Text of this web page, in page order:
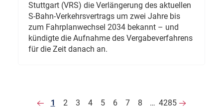
Stuttgart (VRS) die Verlängerung des aktuellen
S-Bahn-Verkehrsvertrags um zwei Jahre bis
zum Fahrplanwechsel 2034 bekannt – und
kündigte die Aufnahme des Vergabeverfahrens
für die Zeit danach an.
1 2 3 4 5 6 7 8 … 4285